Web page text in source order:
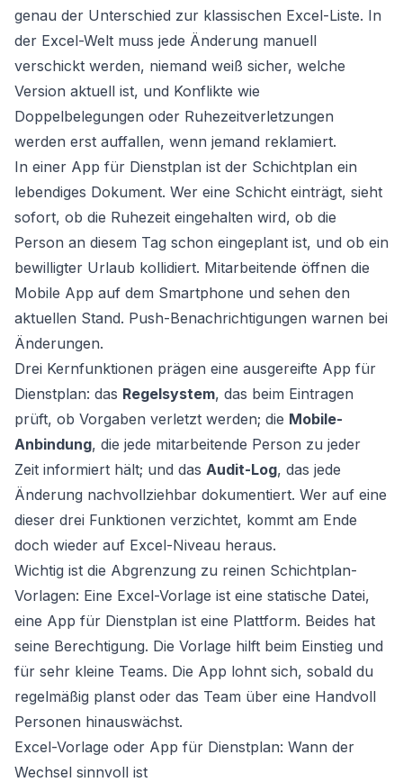
genau der Unterschied zur klassischen Excel-Liste. In
der Excel-Welt muss jede Änderung manuell
verschickt werden, niemand weiß sicher, welche
Version aktuell ist, und Konflikte wie
Doppelbelegungen oder Ruhezeitverletzungen
werden erst auffallen, wenn jemand reklamiert.
In einer App für Dienstplan ist der Schichtplan ein
lebendiges Dokument. Wer eine Schicht einträgt, sieht
sofort, ob die Ruhezeit eingehalten wird, ob die
Person an diesem Tag schon eingeplant ist, und ob ein
bewilligter Urlaub kollidiert. Mitarbeitende öffnen die
Mobile App auf dem Smartphone und sehen den
aktuellen Stand. Push-Benachrichtigungen warnen bei
Änderungen.
Drei Kernfunktionen prägen eine ausgereifte App für
Dienstplan: das Regelsystem, das beim Eintragen
prüft, ob Vorgaben verletzt werden; die Mobile-
Anbindung, die jede mitarbeitende Person zu jeder
Zeit informiert hält; und das Audit-Log, das jede
Änderung nachvollziehbar dokumentiert. Wer auf eine
dieser drei Funktionen verzichtet, kommt am Ende
doch wieder auf Excel-Niveau heraus.
Wichtig ist die Abgrenzung zu reinen Schichtplan-
Vorlagen: Eine Excel-Vorlage ist eine statische Datei,
eine App für Dienstplan ist eine Plattform. Beides hat
seine Berechtigung. Die Vorlage hilft beim Einstieg und
für sehr kleine Teams. Die App lohnt sich, sobald du
regelmäßig planst oder das Team über eine Handvoll
Personen hinauswächst.
Excel-Vorlage oder App für Dienstplan: Wann der
Wechsel sinnvoll ist